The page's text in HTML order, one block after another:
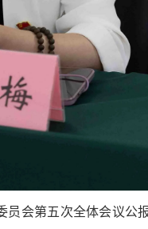
会第五次全体会议公